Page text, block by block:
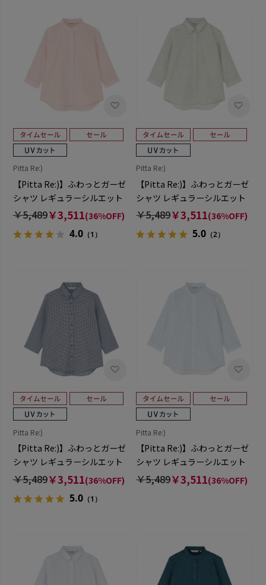
Pitta Re:)
【Pitta Re:)】ふわっとガーゼ
シャツ レギュラーシルエット
七分袖 綿100% レディース カ
ジュアルシャツ
￥5,489￥3,511(36%OFF)
4.0（1）
Pitta Re:)
【Pitta Re:)】ふわっとガーゼ
シャツ レギュラーシルエット
七分袖 綿100% レディース カ
ジュアルシャツ
￥5,489￥3,511(36%OFF)
5.0 （2）
Pitta Re:)
【Pitta Re:)】ふわっとガーゼ
シャツ レギュラーシルエット
七分袖 綿100% レディース カ
ジュアルシャツ
￥5,489￥3,511(36%OFF)
5.0（1）
Pitta Re:)
【Pitta Re:)】ふわっとガーゼ
シャツ レギュラーシルエット
七分袖 綿100% レディース カ
ジュアルシャツ
￥5,489￥3,511(36%OFF)